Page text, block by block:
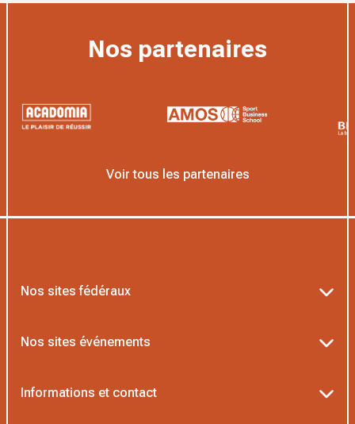
Nos partenaires
Voir tous les partenaires
Nos sites fédéraux
Nos sites événements
Informations et contact